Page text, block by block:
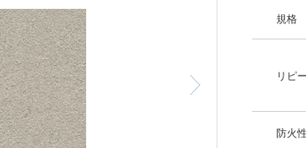
規格
リピ
防火